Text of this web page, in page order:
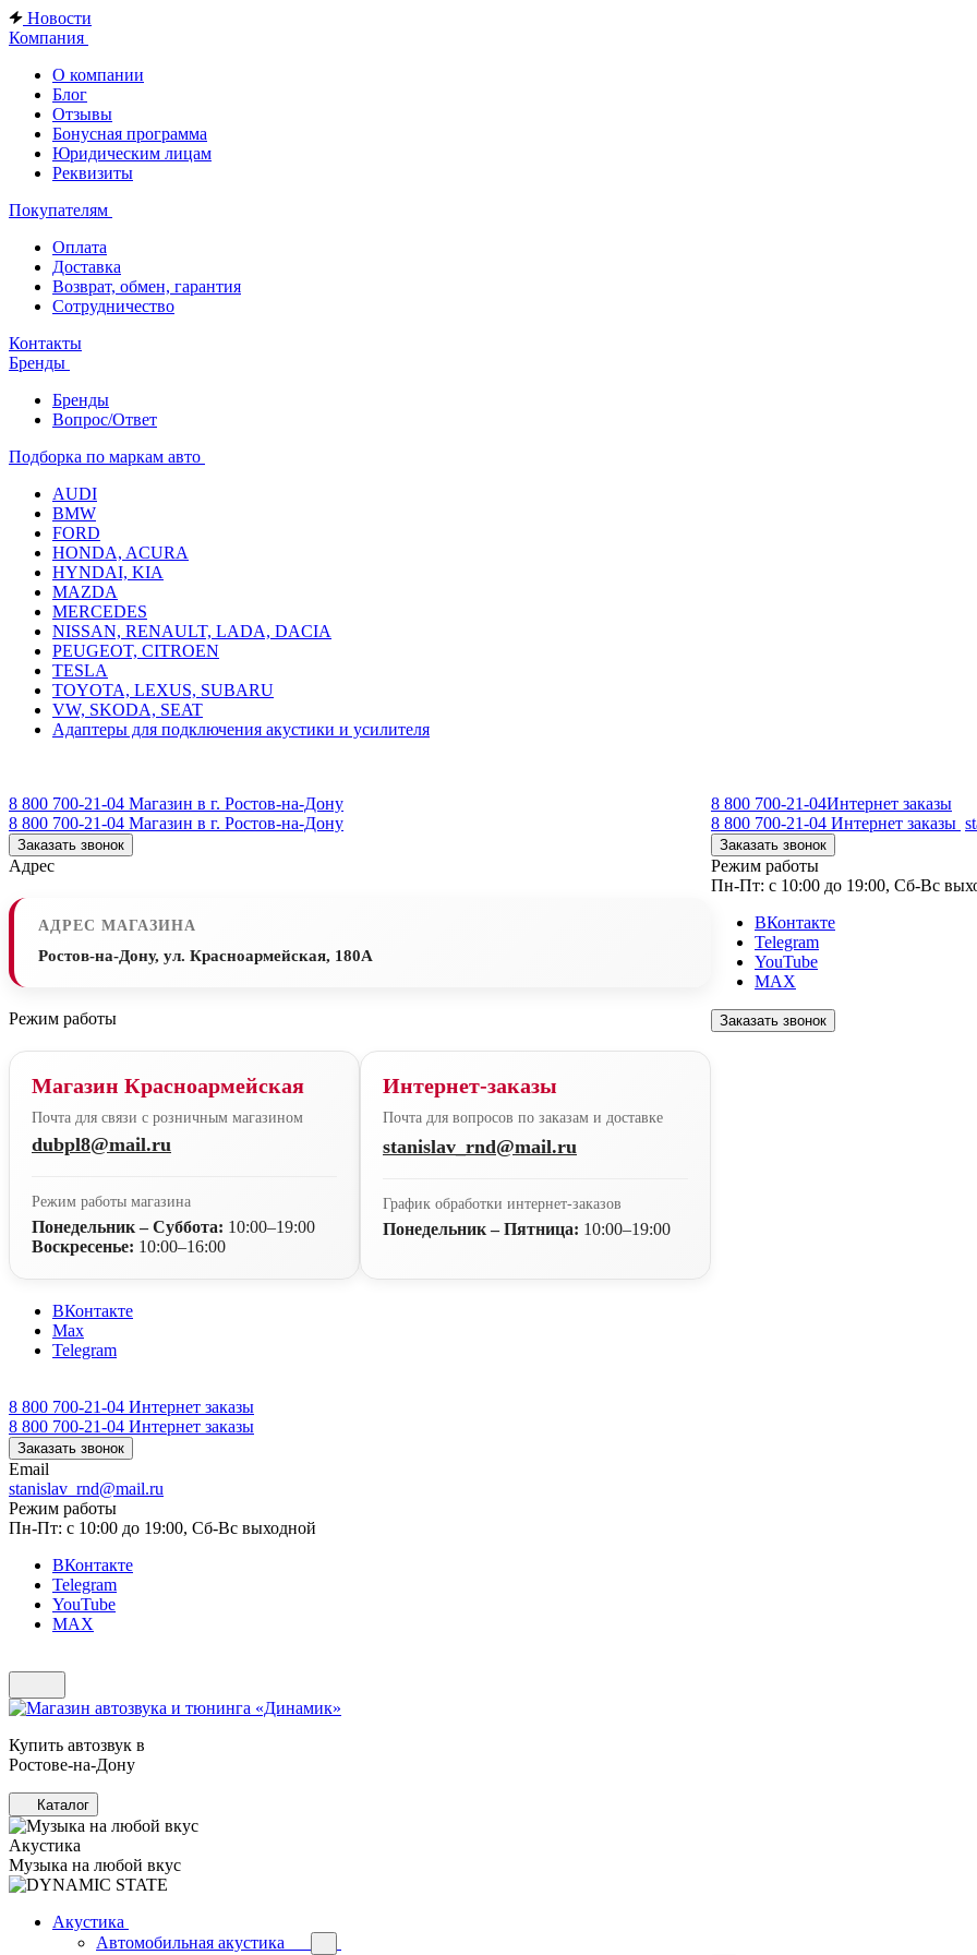
Новости
Компания
О компании
Блог
Отзывы
Бонусная программа
Юридическим лицам
Реквизиты
Покупателям
Оплата
Доставка
Возврат, обмен, гарантия
Сотрудничество
Контакты
Бренды
Бренды
Вопрос/Ответ
Подборка по маркам авто
AUDI
BMW
FORD
HONDA, ACURA
HYNDAI, KIA
MAZDA
MERCEDES
NISSAN, RENAULT, LADA, DACIA
PEUGEOT, CITROEN
TESLA
TOYOTA, LEXUS, SUBARU
VW, SKODA, SEAT
Адаптеры для подключения акустики и усилителя
8 800 700-21-04 Магазин в г. Ростов-на-Дону
8 800 700-21-04 Магазин в г. Ростов-на-Дону
Заказать звонок
Адрес
АДРЕС МАГАЗИНА
Ростов-на-Дону, ул. Красноармейская, 180А
Режим работы
Магазин Красноармейская
Почта для связи с розничным магазином
dubpl8@mail.ru
Режим работы магазина
Понедельник – Суббота: 10:00–19:00
Воскресенье: 10:00–16:00
Интернет-заказы
Почта для вопросов по заказам и доставке
stanislav_rnd@mail.ru
График обработки интернет-заказов
Понедельник – Пятница: 10:00–19:00
ВКонтакте
Max
Telegram
8 800 700-21-04 Интернет заказы
8 800 700-21-04 Интернет заказы
Заказать звонок
Email
stanislav_rnd@mail.ru
Режим работы
Пн-Пт: с 10:00 до 19:00, Сб-Вс выходной
ВКонтакте
Telegram
YouTube
MAX
8 800 700-21-04Интернет заказы
8 800 700-21-04 Интернет заказы
Заказать звонок
Режим работы
Пн-Пт: с 10:00 до 19:00, Сб-Вс
ВКонтакте
Telegram
YouTube
MAX
Заказать звонок
Купить автозвук в
Ростове-на-Дону
Каталог
Акустика
Музыка на любой вкус
Акустика
Автомобильная акустика